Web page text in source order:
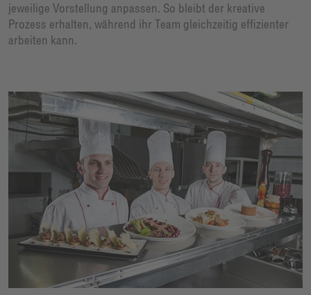
jeweilige Vorstellung anpassen. So bleibt der kreative
Prozess erhalten, während ihr Team gleichzeitig effizienter
arbeiten kann.